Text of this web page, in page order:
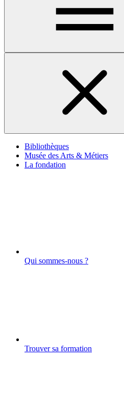
Bibliothèques
Musée des Arts & Métiers
La fondation
Qui sommes-nous ?
Trouver sa formation